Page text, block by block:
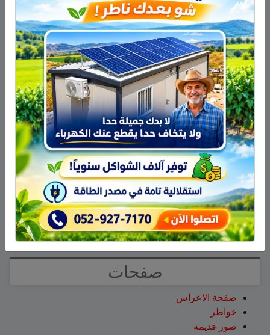
هل أصبح الزوج أو الزوجة مجرد سلعة نتخلص منها بعد
استعمالها؟
أحدث التعليقات
سلمان أبو عوادعلىهل أصبح الزوج أو الزوجة مجرد سلعة
نتخلص منها بعد استعمالها؟
طليع محمودعلىهل أصبح الزوج أو الزوجة مجرد سلعة
نتخلص منها بعد استعمالها؟
عبد اللهعلى
14 طاقم إطفاء والعديد من طائرات إطفاء
الحرائق لإخماد الحريق قرب عين قنية – فيديو
حسن طربيه على هادي أبو رافع يستعد لتسلق “مون بلان”..
أعلى قمة في أوروبا الغربية
صالح مرعيعلىهادي أبو رافع يستعد لتسلق “مون بلان”..
أعلى قمة في أوروبا الغربية
زيدعلىهادي أبو رافع يستعد لتسلق “مون بلان”.. أعلى
قمة في أوروبا الغربية
صفحات
صفحة الاعراس
خواطر
صور قديمة